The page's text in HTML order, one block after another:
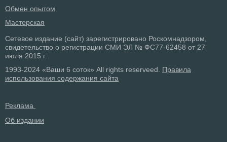
Обмен опытом
Мастерская
Сетевое издание (сайт) зарегистрировано Роскомнадзором,
свидетельство о регистрации СМИ ЭЛ № ФС77-62458 от 27
июля 2015 г.
1993-2024 «Ваши 6 соток» All rights reserveed. Правила
использования содержания сайта
Реклама
Об издании